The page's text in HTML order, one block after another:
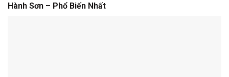
Hành Sơn – Phổ Biến Nhất